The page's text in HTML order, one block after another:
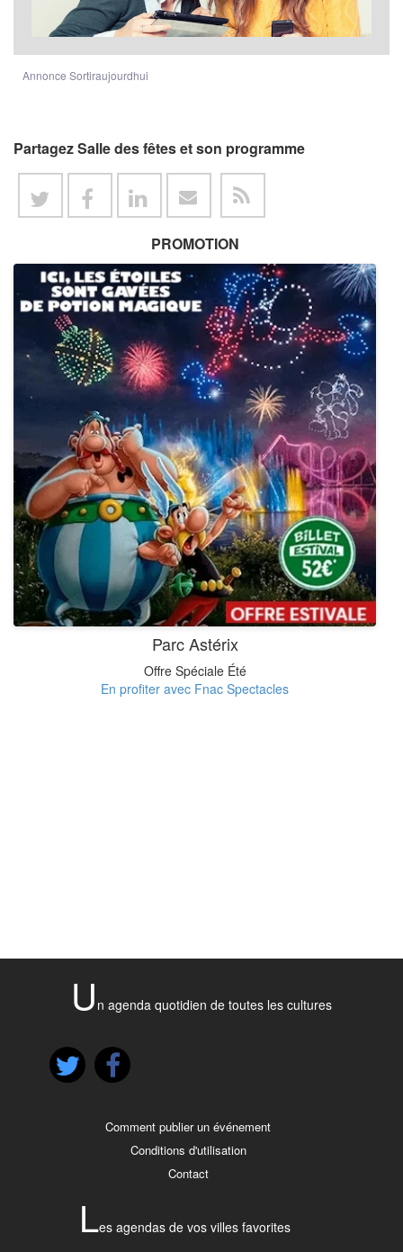
Annonce Sortiraujourdhui
Partagez Salle des fêtes et son programme
PROMOTION
Parc Astérix
Offre Spéciale Été
En profiter avec Fnac Spectacles
U n agenda quotidien de toutes les cultures
Comment publier un événement
Conditions d'utilisation
Contact
Les agendas de vos villes favorites